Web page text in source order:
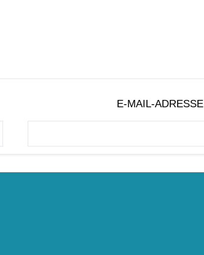
E-MAIL-ADRESSE